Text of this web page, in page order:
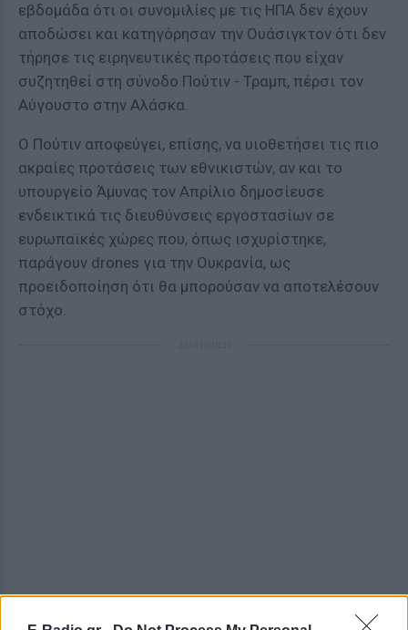
εβδομάδα ότι οι συνομιλίες με τις ΗΠΑ δεν έχουν
αποδώσει και κατηγόρησαν την Ουάσιγκτον ότι δεν
τήρησε τις ειρηνευτικές προτάσεις που είχαν
συζητηθεί στη σύνοδο Πούτιν - Τραμπ, πέρσι τον
Αύγουστο στην Αλάσκα.
Ο Πούτιν αποφεύγει, επίσης, να υιοθετήσει τις πιο
ακραίες προτάσεις των εθνικιστών, αν και το
υπουργείο Άμυνας τον Απρίλιο δημοσίευσε
ενδεικτικά τις διευθύνσεις εργοστασίων σε
ευρωπαϊκές χώρες που, όπως ισχυρίστηκε,
παράγουν drones για την Ουκρανία, ως
προειδοποίηση ότι θα μπορούσαν να αποτελέσουν
στόχο.